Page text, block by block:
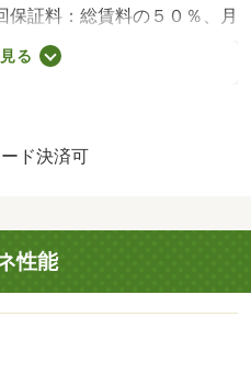
保証料：総賃料の５０％、月
・鍵交換代：あり１９，８
輪場：有（３，３００円／
る
ド決済可
性能